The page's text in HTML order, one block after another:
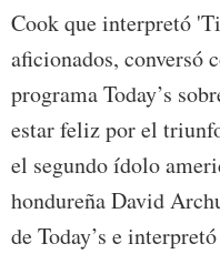
Cook que interpretó
aficionados, conversó
programa Today’s
estar feliz por el
el segundo ídolo
hondureña David
de Today’s e